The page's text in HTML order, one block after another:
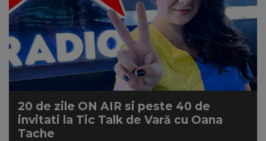
20 de zile ON AIR si peste 40 de
invitati la Tic Talk de Vară cu Oana
Tache